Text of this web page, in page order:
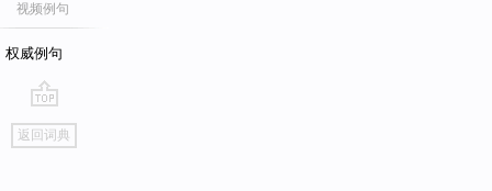
视频例句
权威例句
go
top
返回词典